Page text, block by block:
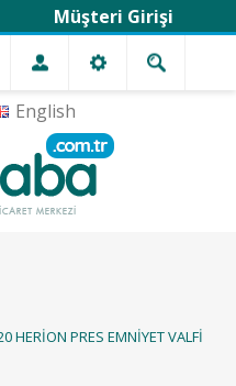
English
Müşteri Girişi
HERİON PRES EMNİYET VALFİ